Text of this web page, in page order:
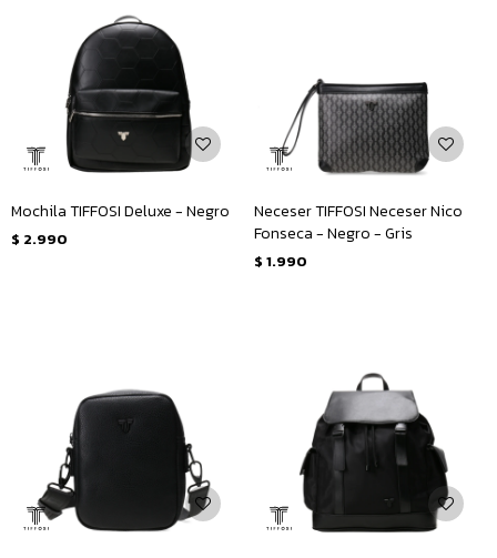
Mochila TIFFOSI Deluxe - Negro
$ 2.990
Neceser TIFFOSI Neceser Nico
Fonseca - Negro - Gris
$ 1.990